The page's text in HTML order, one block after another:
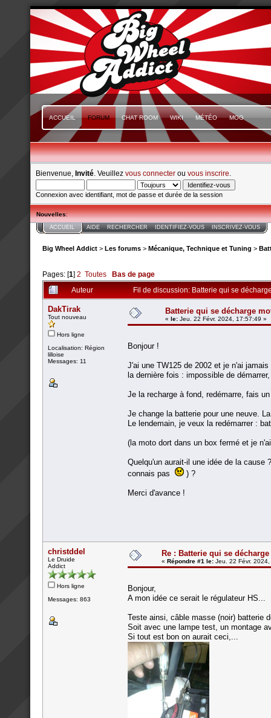
ACCUEIL FORUM CHAT ROOM WIKI MÉTÉO MOG
Bienvenue, Invité . Veuillez vous connecter ou vous inscrire
Connexion avec identifiant, mot de passe et durée de la session
Nouvelles:
ACCUEIL AIDE RECHERCHER IDENTIFIEZ-VOUS INSCRIVEZ-VOUS
Big Wheel Addict > Les forums > Mécanique, Technique et Tuning >
Pages: [1] 2 Toutes
Bas de page
Auteur
Fil de discussion: Batterie qui se
DakTirak
Tout nouveau
Hors ligne
Localisation: Région
lilloise
Messages: 11
Batterie qui se décharge
« le: Jeu. 22 Févr. 2024, 17:57:49 »
Bonjour !
J'ai une TW125 de 2002 et je n'ai
la dernière fois : impossible de
Je la recharge à fond, redémarre, fais
Je change la batterie pour une neuve.
Le lendemain, je veux la redémarrer :
(la moto dort dans un box fermé et je
Quelqu'un aurait-il une idée de la cause
connais pas
) ?
Merci d'avance !
christddel
Le Druide
Addict
Hors ligne
Messages: 863
Re : Batterie qui se
« Répondre #1 le: Jeu. 22 Févr.
Bonjour,
A mon idée ce serait le régulateur HS...
Teste ainsi, câble masse (noir) batterie
Soit avec une lampe test, un montage
Si tout est bon on aurait ceci,...